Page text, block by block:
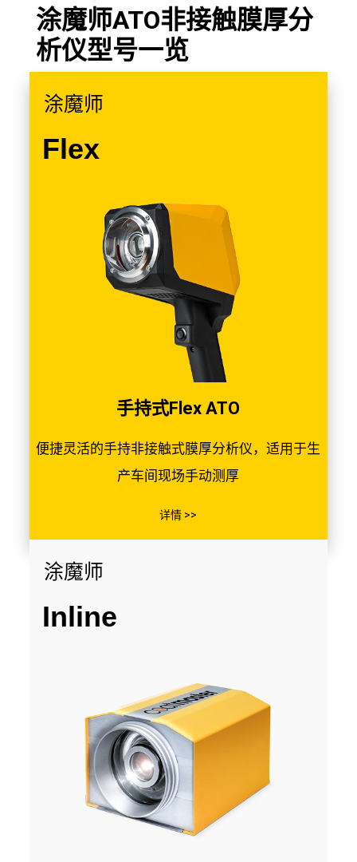
涂魔师ATO非接触膜厚分
析仪型号一览
涂魔师
Flex
手持式Flex ATO
便捷灵活的手持非接触式膜厚分析仪，适用于生
产车间现场手动测厚
详情 >>
涂魔师
Inline